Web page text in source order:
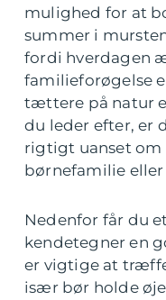
mulighed for at
summer i
fordi hverdagen
familieforøgelse
tættere på natur
du leder efter, er
rigtigt uanset om
børnefamilie eller
Nedenfor får du
kendetegner en
er vigtige at
især bør holde